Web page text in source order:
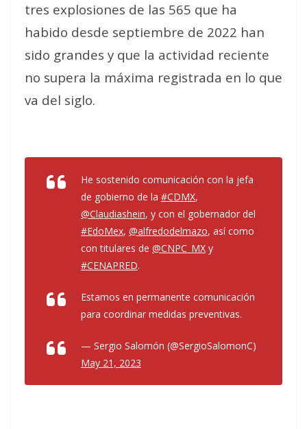
tres explosiones de las 565 que ha
habido desde septiembre de 2022 han
sido grandes y que la actividad reciente
no supera la máxima registrada en lo que
va del siglo.
He sostenido comunicación con la jefa
de gobierno de la #CDMX,
@Claudiashein, y con el gobernador del
#EdoMex, @alfredodelmazo, así como
con titulares de @CNPC_MX y
#CENAPRED.
Estamos en permanente comunicación
para coordinar medidas preventivas.
— Sergio Salomón (@SergioSalomonC)
May 21, 2023